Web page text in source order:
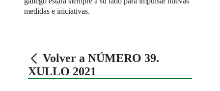
medidas e iniciativas.
Volver a NÚMERO 39.
XULLO 2021